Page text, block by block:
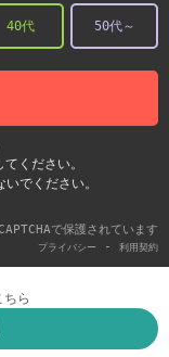
40代 50代～
ください。
でください。
で保護されています
プライバシー - 利用契約
ら